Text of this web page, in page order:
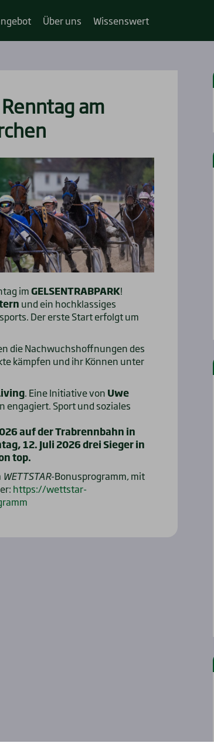
Über uns Wis­sens­wert
am
imGELSENTRABPARK!
und ein hochklassiges
Der erste Start erfolgt um
die Nachwuchshoffnungen des
kämpfen und ihr Können unter
. Eine Initiative von Uwe
engagiert. Sport und soziales
auf der Trabrennbahn in
12. Juli 2026 drei Sieger in
top.
WETTSTAR-Bonusprogramm, mit
https://wettstar-